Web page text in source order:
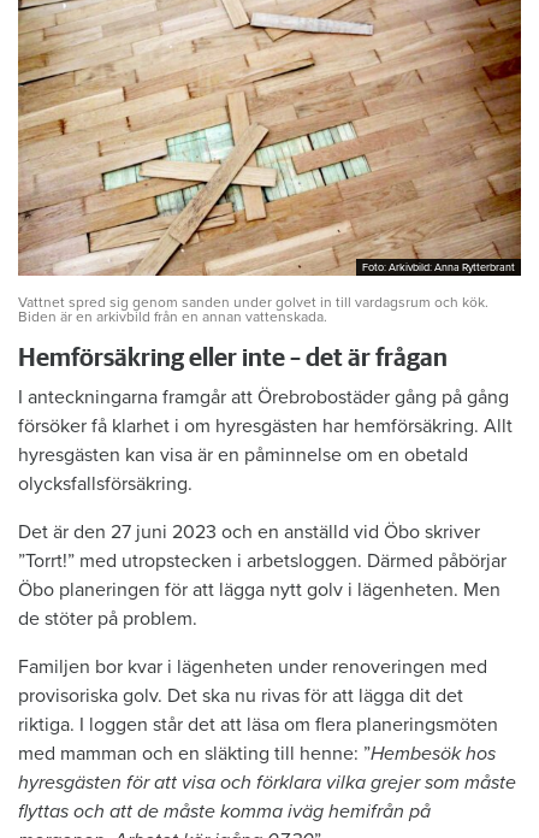
Foto: Arkivbild: Anna Rytterbrant
Foto: Arkivbild: Anna Rytterbrant
Vattnet spred sig genom sanden under golvet in till vardagsrum och kök.
Biden är en arkivbild från en annan vattenskada.
Hemförsäkring eller inte – det är frågan
I anteckningarna framgår att Örebrobostäder gång på gång
försöker få klarhet i om hyresgästen har hemförsäkring. Allt
hyresgästen kan visa är en påminnelse om en obetald
olycksfallsförsäkring.
Det är den 27 juni 2023 och en anställd vid Öbo skriver
”Torrt!” med utropstecken i arbetsloggen. Därmed påbörjar
Öbo planeringen för att lägga nytt golv i lägenheten. Men
de stöter på problem.
Familjen bor kvar i lägenheten under renoveringen med
provisoriska golv. Det ska nu rivas för att lägga dit det
riktiga. I loggen står det att läsa om flera planeringsmöten
med mamman och en släkting till henne: ”Hembesök hos
hyresgästen för att visa och förklara vilka grejer som måste
flyttas och att de måste komma iväg hemifrån på